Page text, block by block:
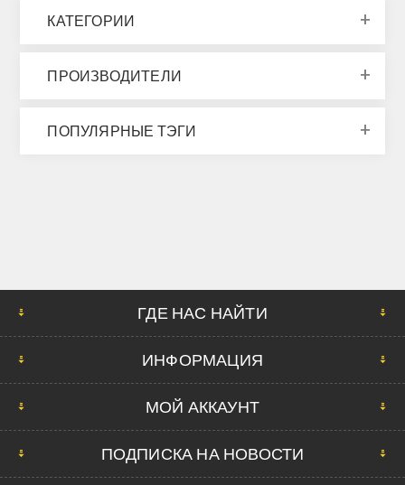
КАТЕГОРИИ
ПРОИЗВОДИТЕЛИ
ПОПУЛЯРНЫЕ ТЭГИ
ГДЕ НАС НАЙТИ
ИНФОРМАЦИЯ
МОЙ АККАУНТ
ПОДПИСКА НА НОВОСТИ